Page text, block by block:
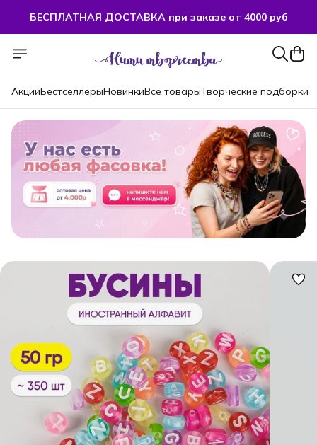
БЕСПЛАТНАЯ ДОСТАВКА при заказе от 4000 руб
БЕСПЛАТНАЯ ДОСТАВКА при заказе от 4000 руб
АкцииБестселлерыНовинкиВсе товарыТворческие подборки